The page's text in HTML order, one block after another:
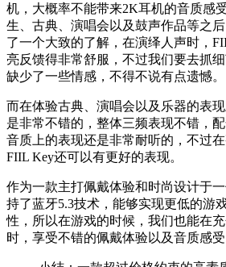
机，大概率不能带来2K耳机的音质感受
生、古典、演唱会以及鼓声作品等之
了一个大致的了解，在演绎人声时，
亮反馈得非常舒服，不过我们要去抓
缺少了一些情感，不得不说有点遗憾。
而在体验古典、演唱会以及乐器的表现
是非常不错的，整体三频表现不错，
音质上的表现还是非常耐听的，不过
FIIL Key还可以有更好的表现。
作为一款主打佩戴体验和时尚设计于一
持了蓝牙5.3技术，能够实现更低的游
性，所以在游戏的时候，我们也能在
时，享受不错的佩戴体验以及音质感受